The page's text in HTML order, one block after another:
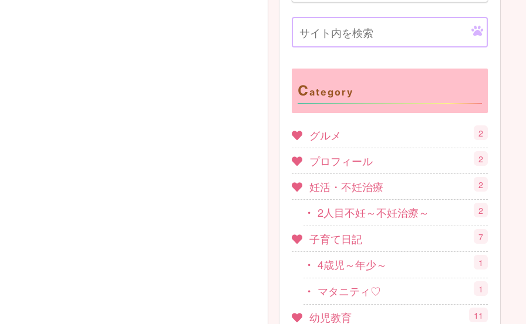
Category
グルメ 2
プロフィール 2
妊活・不妊治療 2
2人目不妊～不妊治療～ 2
子育て日記 7
4歳児～年少～ 1
マタニティ♡ 1
幼児教育 11